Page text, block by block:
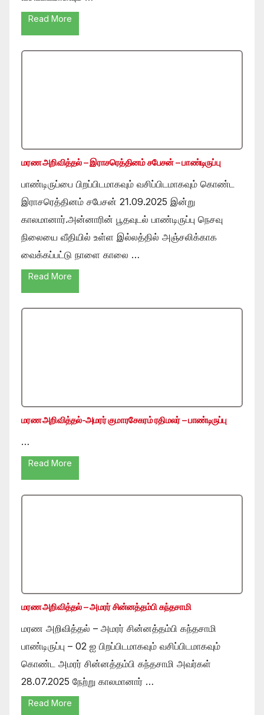
Read More
மரண அறிவித்தல் – இராசரெத்தினம் சபேசன் – பாண்டிருப்பு
பாண்டிருப்பை பிறப்பிடமாகவும் வசிப்பிடமாகவும் கொண்ட
இராசரெத்தினம் சபேசன் 21.09.2025 இன்று
காலமானார்.அன்னாரின் பூதவுடல் பாண்டிருப்பு நெசவு
நிலையை வீதியில் உள்ள இல்லத்தில் அஞ்சலிக்காக
வைக்கப்பட்டு நாளை காலை …
Read More
மரண அறிவித்தல்-அமரர் குமாரசேகரம் ரதிமலர் – பாண்டிருப்பு
…
Read More
மரண அறிவித்தல் – அமரர் சின்னத்தம்பி கந்தசாமி
மரண அறிவித்தல் – அமரர் சின்னத்தம்பி கந்தசாமி
பாண்டிருப்பு – 02 ஐ பிறப்பிடமாகவும் வசிப்பிடமாகவும்
கொண்ட அமரர் சின்னத்தம்பி கந்தசாமி அவர்கள்
28.07.2025 நேற்று காலமானார் …
Read More